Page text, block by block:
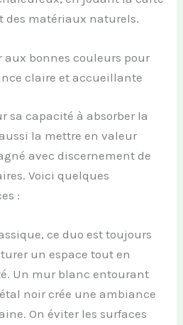
des matériaux naturels.
aux bonnes couleurs pour
claire et accueillante
sa capacité à absorber la
la mettre en valeur
avec discernement de
Voici quelques
:
ce duo est toujours
un espace tout en
Un mur blanc entourant
noir crée une ambiance
On éviter les surfaces